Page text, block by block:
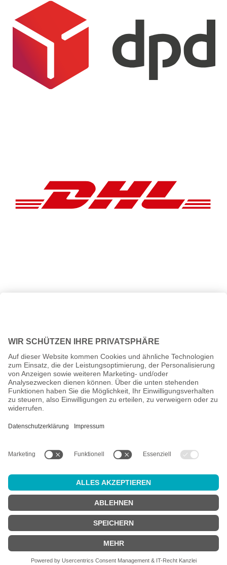
ggf. Nachnahmegebühren, wenn nicht anders angegeben.
Altersprüfung
Achtung:um diesen Onlineshop zu nutzen, müssen Siemindestens
18 Jahre alt
Sind Sie 18 Jahre alt oder älter?
NEIN